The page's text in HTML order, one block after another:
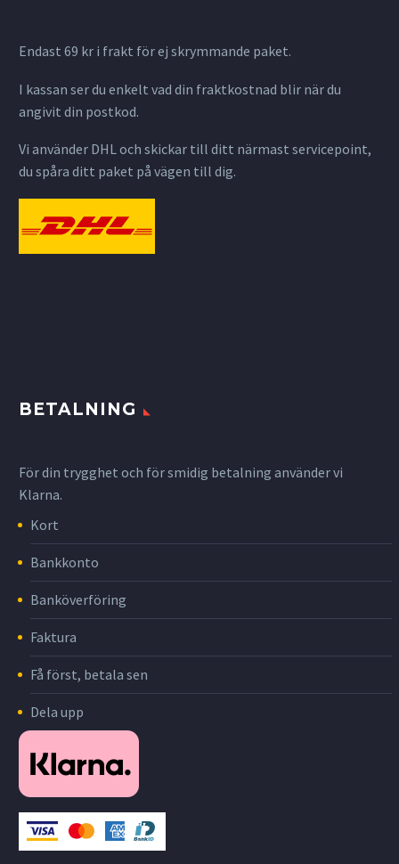
Endast 69 kr i frakt för ej skrymmande paket.
I kassan ser du enkelt vad din fraktkostnad blir när du
angivit din postkod.
Vi använder DHL och skickar till ditt närmast servicepoint,
du spåra ditt paket på vägen till dig.
BETALNING
För din trygghet och för smidig betalning använder vi
Klarna.
Kort
Bankkonto
Banköverföring
Faktura
Få först, betala sen
Dela upp